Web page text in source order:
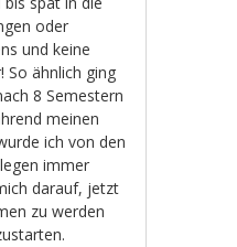
oder
und keine
So ähnlich ging
8 Semestern
meinen
ich von den
immer
darauf, jetzt
zu werden